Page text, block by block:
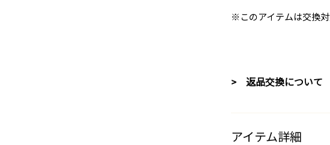
※このアイテムは交換
> 返品交換について
アイテム詳細